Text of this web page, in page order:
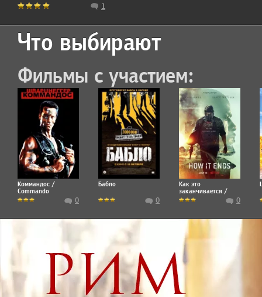
1
Что выбирают
Фильмы с участием:
Коммандос /
Commando
0
Бабло
0
Как это
заканчивается /
How It Ends
0